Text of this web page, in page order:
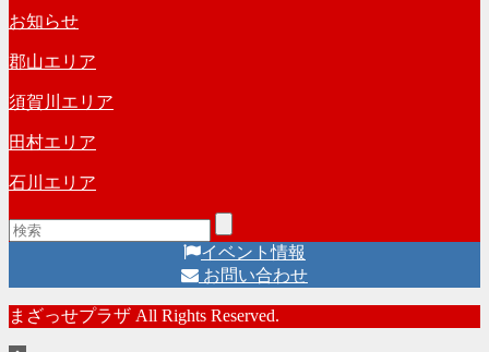
イ
ブ
お知らせ
郡山エリア
須賀川エリア
田村エリア
石川エリア
イベント情報
お問い合わせ
まざっせプラザ All Rights Reserved.